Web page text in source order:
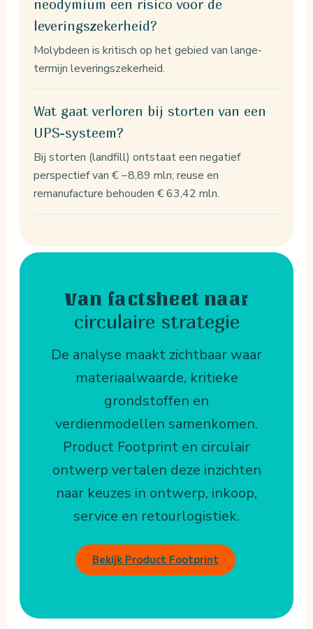
neodymium een risico voor de
leveringszekerheid?
Molybdeen is kritisch op het gebied van lange-
termijn leveringszekerheid.
Wat gaat verloren bij storten van een
UPS-systeem?
Bij storten (landfill) ontstaat een negatief
perspectief van € −8,89 mln; reuse en
remanufacture behouden € 63,42 mln.
Van factsheet naar
circulaire strategie
De analyse maakt zichtbaar waar
materiaalwaarde, kritieke
grondstoffen en
verdienmodellen samenkomen.
Product Footprint en circulair
ontwerp vertalen deze inzichten
naar keuzes in ontwerp, inkoop,
service en retourlogistiek.
Bekijk Product Footprint